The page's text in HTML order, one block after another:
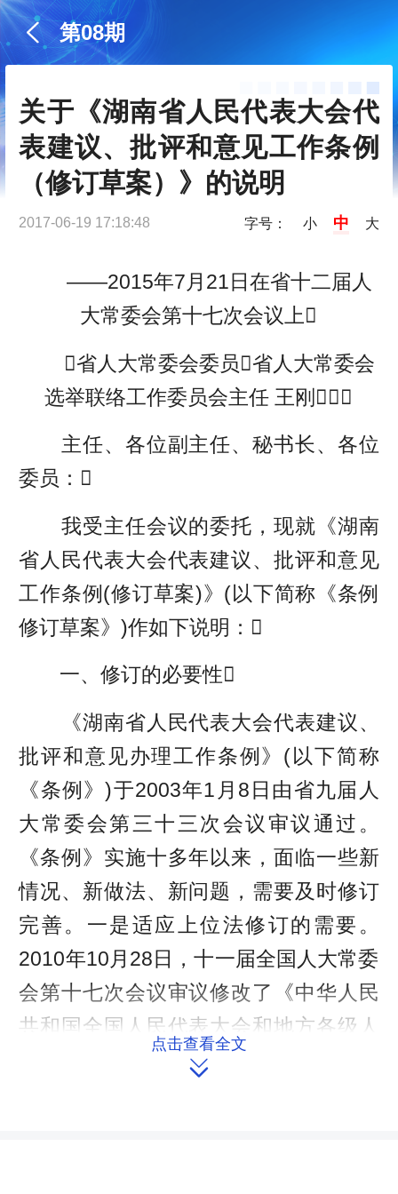
第08期
关于《湖南省人民代表大会代
表建议、批评和意见工作条例
（修订草案）》的说明
2017-06-19 17:18:48 字号： 小 中 大
——2015年7月21日在省十二届人
大常委会第十七次会议上
省人大常委会委员省人大常委会
选举联络工作委员会主任 王刚
主任、各位副主任、秘书长、各位
委员：
我受主任会议的委托，现就《湖南
省人民代表大会代表建议、批评和意见
工作条例(修订草案)》(以下简称《条例
修订草案》)作如下说明：
一、修订的必要性
《湖南省人民代表大会代表建议、
批评和意见办理工作条例》(以下简称
《条例》)于2003年1月8日由省九届人
大常委会第三十三次会议审议通过。
《条例》实施十多年以来，面临一些新
情况、新做法、新问题，需要及时修订
完善。一是适应上位法修订的需要。
2010年10月28日，十一届全国人大常委
会第十七次会议审议修改了《中华人民
共和国全国人民代表大会和地方各级人
民代表大会代表法》(以下简称《代表
点击查看全文
